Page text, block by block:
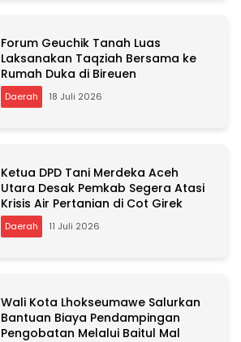
Forum Geuchik Tanah Luas
Laksanakan Taqziah Bersama ke
Rumah Duka di Bireuen
Daerah 18 Juli 2026
Ketua DPD Tani Merdeka Aceh
Utara Desak Pemkab Segera Atasi
Krisis Air Pertanian di Cot Girek
Daerah 11 Juli 2026
Wali Kota Lhokseumawe Salurkan
Bantuan Biaya Pendampingan
Pengobatan Melalui Baitul Mal